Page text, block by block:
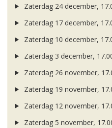
Zaterdag 24 december,
Zaterdag 17 december,
Zaterdag 10 december,
Zaterdag 3 december,
Zaterdag 26 november,
Zaterdag 19 november,
Zaterdag 12 november,
Zaterdag 5 november,